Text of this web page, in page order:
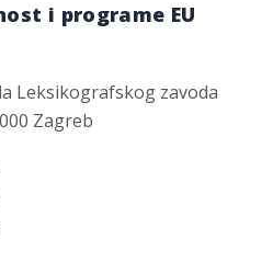
i programe EU
Leksikografskog zavoda
Zagreb